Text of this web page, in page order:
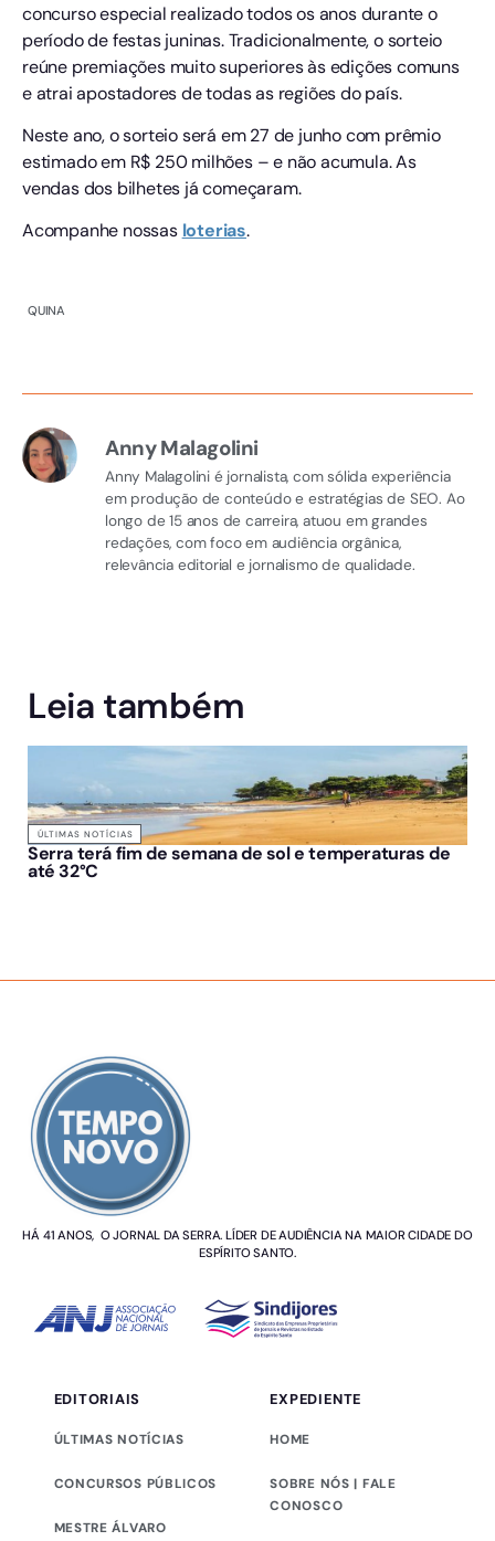
concurso especial realizado todos os anos durante o
período de festas juninas. Tradicionalmente, o sorteio
reúne premiações muito superiores às edições comuns
e atrai apostadores de todas as regiões do país.
Neste ano, o sorteio será em 27 de junho com prêmio
estimado em R$ 250 milhões – e não acumula. As
vendas dos bilhetes já começaram.
Acompanhe nossas loterias.
QUINA
Anny Malagolini
Anny Malagolini é jornalista, com sólida experiência
em produção de conteúdo e estratégias de SEO. Ao
longo de 15 anos de carreira, atuou em grandes
redações, com foco em audiência orgânica,
relevância editorial e jornalismo de qualidade.
Leia também
ÚLTIMAS NOTÍCIAS
Serra terá fim de semana de sol e temperaturas de
até 32°C
HÁ 41 ANOS, O JORNAL DA SERRA. LÍDER DE AUDIÊNCIA NA MAIOR CIDADE DO
ESPÍRITO SANTO.
EDITORIAIS
ÚLTIMAS NOTÍCIAS
CONCURSOS PÚBLICOS
MESTRE ÁLVARO
EXPEDIENTE
HOME
SOBRE NÓS | FALE
CONOSCO